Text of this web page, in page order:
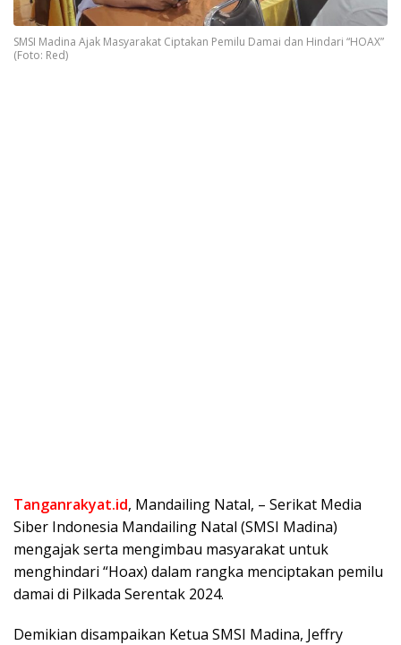
SMSI Madina Ajak Masyarakat Ciptakan Pemilu Damai dan Hindari “HOAX”
(Foto: Red)
Tanganrakyat.id, Mandailing Natal, – Serikat Media
Siber Indonesia Mandailing Natal (SMSI Madina)
mengajak serta mengimbau masyarakat untuk
menghindari “Hoax) dalam rangka menciptakan pemilu
damai di Pilkada Serentak 2024.
Demikian disampaikan Ketua SMSI Madina, Jeffry